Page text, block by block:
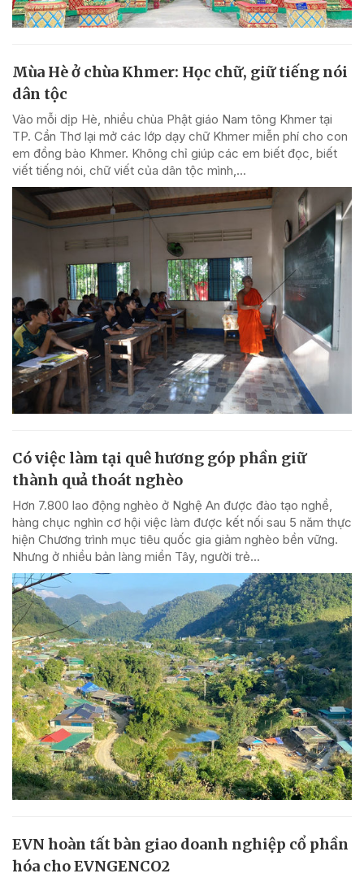
Mùa Hè ở chùa Khmer: Học chữ, giữ tiếng nói
dân tộc
Vào mỗi dịp Hè, nhiều chùa Phật giáo Nam tông Khmer tại
TP. Cần Thơ lại mở các lớp dạy chữ Khmer miễn phí cho con
em đồng bào Khmer. Không chỉ giúp các em biết đọc, biết
viết tiếng nói, chữ viết của dân tộc mình,...
Có việc làm tại quê hương góp phần giữ
thành quả thoát nghèo
Hơn 7.800 lao động nghèo ở Nghệ An được đào tạo nghề,
hàng chục nghìn cơ hội việc làm được kết nối sau 5 năm thực
hiện Chương trình mục tiêu quốc gia giảm nghèo bền vững.
Nhưng ở nhiều bản làng miền Tây, người trẻ...
EVN hoàn tất bàn giao doanh nghiệp cổ phần
hóa cho EVNGENCO2